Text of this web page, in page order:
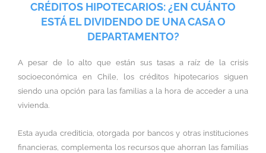
CRÉDITOS HIPOTECARIOS: ¿EN CUÁNTO
ESTÁ EL DIVIDENDO DE UNA CASA O
DEPARTAMENTO?
A pesar de lo alto que están sus tasas a raíz de la crisis
socioeconómica en Chile, los créditos hipotecarios siguen
siendo una opción para las familias a la hora de acceder a una
vivienda.
Esta ayuda crediticia, otorgada por bancos y otras instituciones
financieras, complementa los recursos que ahorran las familias